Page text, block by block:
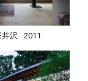
沢 2011